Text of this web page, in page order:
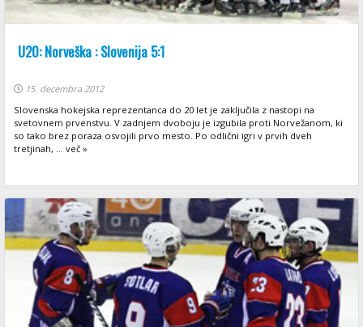
U20: Norveška : Slovenija 5:1
15. decembra 2012
Slovenska hokejska reprezentanca do 20 let je zaključila z nastopi na
svetovnem prvenstvu. V zadnjem dvoboju je izgubila proti Norvežanom, ki
so tako brez poraza osvojili prvo mesto. Po odlični igri v prvih dveh
tretjinah, ... več »